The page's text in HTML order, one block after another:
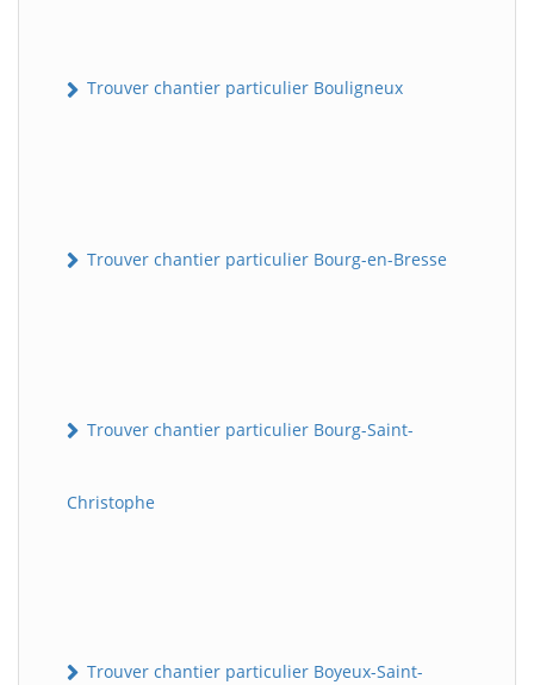
Trouver chantier particulier Bouligneux
Trouver chantier particulier Bourg-en-Bresse
Trouver chantier particulier Bourg-Saint-
Christophe
Trouver chantier particulier Boyeux-Saint-